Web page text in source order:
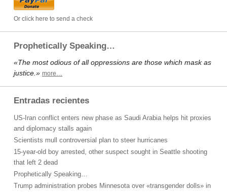
Or click here to send a check
Prophetically Speaking…
«The most odious of all oppressions are those which mask as
justice.» more…
Entradas recientes
US-Iran conflict enters new phase as Saudi Arabia helps hit proxies
and diplomacy stalls again
Scientists mull controversial plan to steer hurricanes
15-year-old boy arrested, other suspect sought in Seattle shooting
that left 2 dead
Prophetically Speaking…
Trump administration probes Minnesota over «transgender dolls» in